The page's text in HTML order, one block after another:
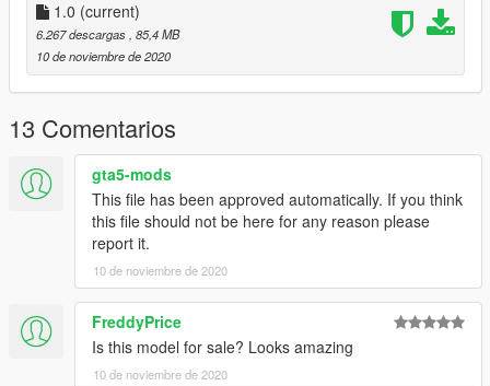
Our discord: https://discord.gg/77WWmCq
---------- FR
SKODA OCTAVIA 2017 POLICE NATIONALE BY FRENCH
SECOURS MODDING | FSM.
AUCUNE RETEXTURE AUTORISEE
Installation :
Dans un premier temps renommez "skoda_octavia_pn" par le
véhicule que vous souhaitez remplacer, exemple "felon".
Ensuite remplacez les fichiers dans :
1.0 (current)
6.267 descargas , 85,4 MB
10 de noviembre de 2020
13 Comentarios
gta5-mods
This file has been approved automatically. If you think
this file should not be here for any reason please
report it.
10 de noviembre de 2020
FreddyPrice
Is this model for sale? Looks amazing
10 de noviembre de 2020